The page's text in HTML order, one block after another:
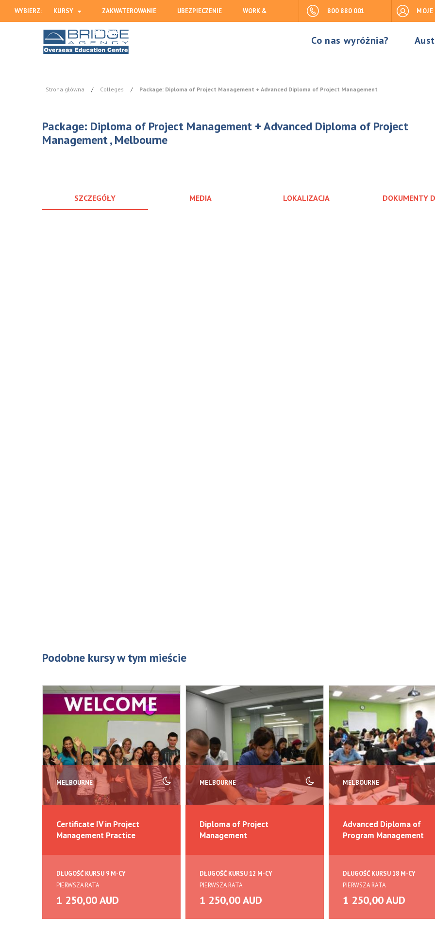
WYBIERZ: KURSY ZAKWATEROWANIE UBEZPIECZENIE WORK &
HOLIDAY
800 880 001 MOJE
Co nas wyróżnia?
Strona główna / Colleges / Package: Diploma of Project Management + Advanced Diploma of Project Management
Package: Diploma of Project Management + Advanced Diploma of Project
Management , Melbourne
SZCZEGÓŁY MEDIA LOKALIZACJA DOKUMENTY
Podobne kursy w tym mieście
MELBOURNE
Certificate IV in Project
Management Practice
DŁUGOŚĆ KURSU 9 M-CY
PIERWSZA RATA
1 250,00 AUD
MELBOURNE
Diploma of Project
Management
DŁUGOŚĆ KURSU 12 M-CY
PIERWSZA RATA
1 250,00 AUD
MELBOURNE
Advanced Diploma of
Program Management
DŁUGOŚĆ KURSU 18 M-CY
PIERWSZA RATA
1 250,00 AUD